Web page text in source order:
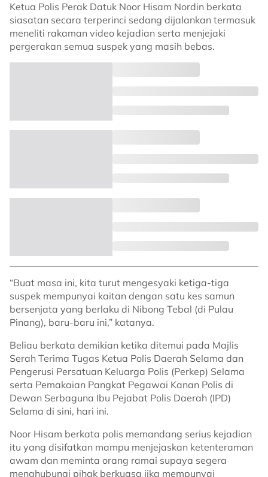
Ketua Polis Perak Datuk Noor Hisam Nordin berkata
siasatan secara terperinci sedang dijalankan termasuk
meneliti rakaman video kejadian serta menjejaki
pergerakan semua suspek yang masih bebas.
“Buat masa ini, kita turut mengesyaki ketiga-tiga
suspek mempunyai kaitan dengan satu kes samun
bersenjata yang berlaku di Nibong Tebal (di Pulau
Pinang), baru-baru ini,” katanya.
Beliau berkata demikian ketika ditemui pada Majlis
Serah Terima Tugas Ketua Polis Daerah Selama dan
Pengerusi Persatuan Keluarga Polis (Perkep) Selama
serta Pemakaian Pangkat Pegawai Kanan Polis di
Dewan Serbaguna Ibu Pejabat Polis Daerah (IPD)
Selama di sini, hari ini.
Noor Hisam berkata polis memandang serius kejadian
itu yang disifatkan mampu menjejaskan ketenteraman
awam dan meminta orang ramai supaya segera
menghubungi pihak berkuasa jika mempunyai